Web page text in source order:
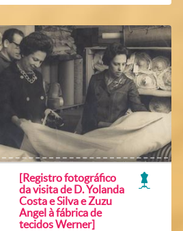
[Registro fotográfico
da visita de D. Yolanda
Costa e Silva e Zuzu
Angel à fábrica de
tecidos Werner]